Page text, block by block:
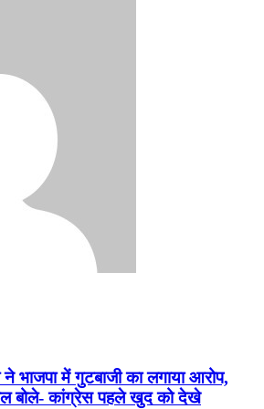
भाजपा में गुटबाजी का लगाया आरोप,
बोले- कांग्रेस पहले खुद को देखे